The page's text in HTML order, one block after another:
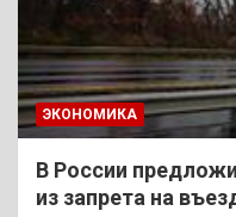
ЭКОНОМИКА
В России
из запрета на